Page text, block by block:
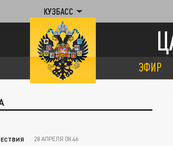
КУЗБАСС
ЭФИР
28 АПРЕЛЯ 08:46